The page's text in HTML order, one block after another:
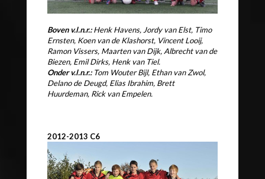
Boven v.l.n.r.:Henk Havens, Jordy van Elst, Timo
Ernsten, Koen van de Klashorst, Vincent Looij,
Ramon Vissers, Maarten van Dijk, Albrecht van de
Biezen, Emil Dirks, Henk van Tiel.
Onder v.l.n.r.:Tom Wouter Bijl, Ethan van Zwol,
Delano de Deugd, Elias Ibrahim, Brett
Huurdeman, Rick van Empelen.
2012-2013 C6